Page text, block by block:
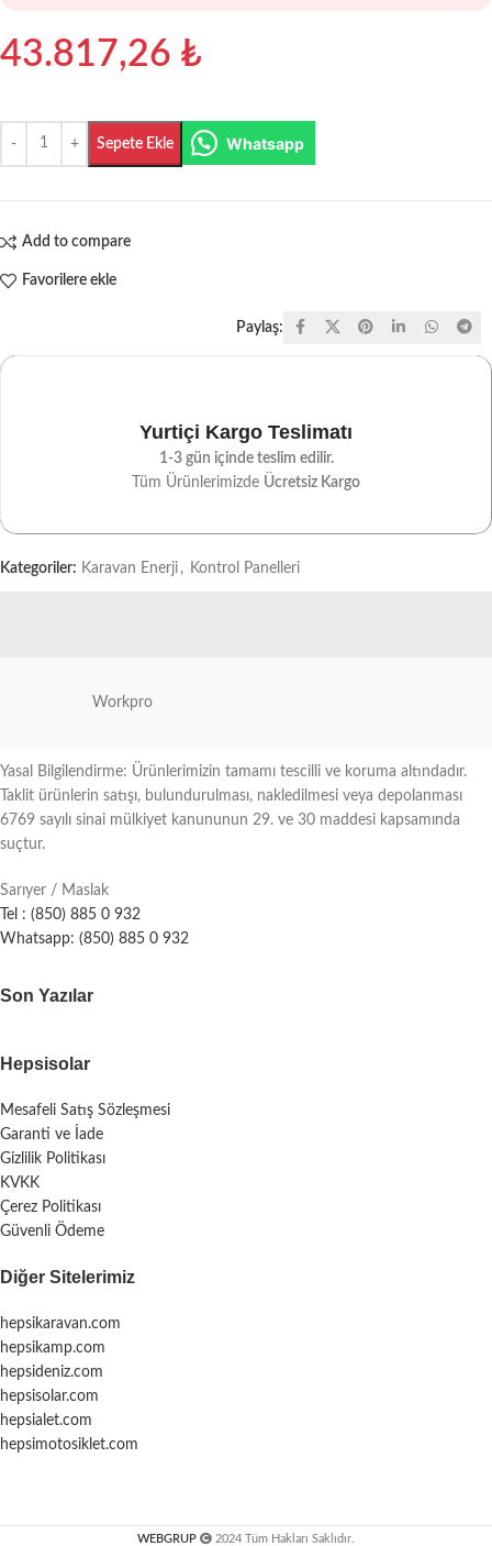
43.817,26 ₺
Sepete Ekle Whatsapp
Add to compare
Favorilere ekle
Paylaş:
Yurtiçi Kargo Teslimatı
1-3 gün içinde teslim edilir.
Tüm Ürünlerimizde Ücretsiz Kargo
Kategoriler: Karavan Enerji , Kontrol Panelleri
Workpro
Yasal Bilgilendirme: Ürünlerimizin tamamı tescilli ve koruma altındadır.
Taklit ürünlerin satışı, bulundurulması, nakledilmesi veya depolanması
6769 sayılı sinai mülkiyet kanununun 29. ve 30 maddesi kapsamında
suçtur.
Sarıyer / Maslak
Tel : (850) 885 0 932
Whatsapp: (850) 885 0 932
Son Yazılar
Hepsisolar
Mesafeli Satış Sözleşmesi
Garanti ve İade
Gizlilik Politikası
KVKK
Çerez Politikası
Güvenli Ödeme
Diğer Sitelerimiz
hepsikaravan.com
hepsikamp.com
hepsideniz.com
hepsisolar.com
hepsialet.com
hepsimotosiklet.com
WEBGRUP 2024 Tüm Hakları Saklıdır.